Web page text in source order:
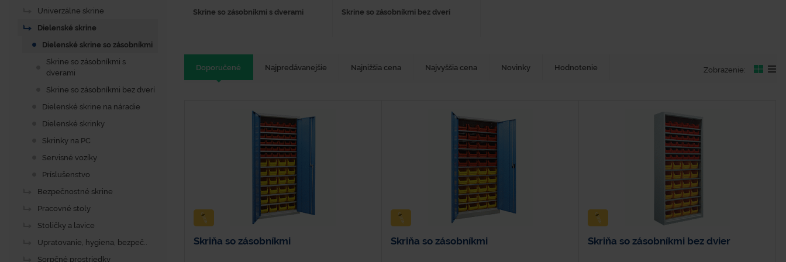
Skrine so zásobníkmi s dverami Skrine so zásobníkmi bez dverí
Doporučené Najpredávanejšie Najnižšia cena Najvyššia cena Novinky Hodnotenie Zobrazenie:
Skriňa so zásobníkmi Skriňa so zásobníkmi Skriňa so zásobníkmi bez dvier
Univerzálne skrine
Dielenské skrine
Dielenské skrine so zásobníkmi
Skrine so zásobníkmi s
dverami
Skrine so zásobníkmi bez dverí
Dielenské skrine na náradie
Dielenské skrinky
Skrinky na PC
Servisné vozíky
Príslušenstvo
Bezpečnostné skrine
Pracovné stoly
Stoličky a lavice
Upratovanie, hygiena, bezpeč..
Sorpčné prostriedky